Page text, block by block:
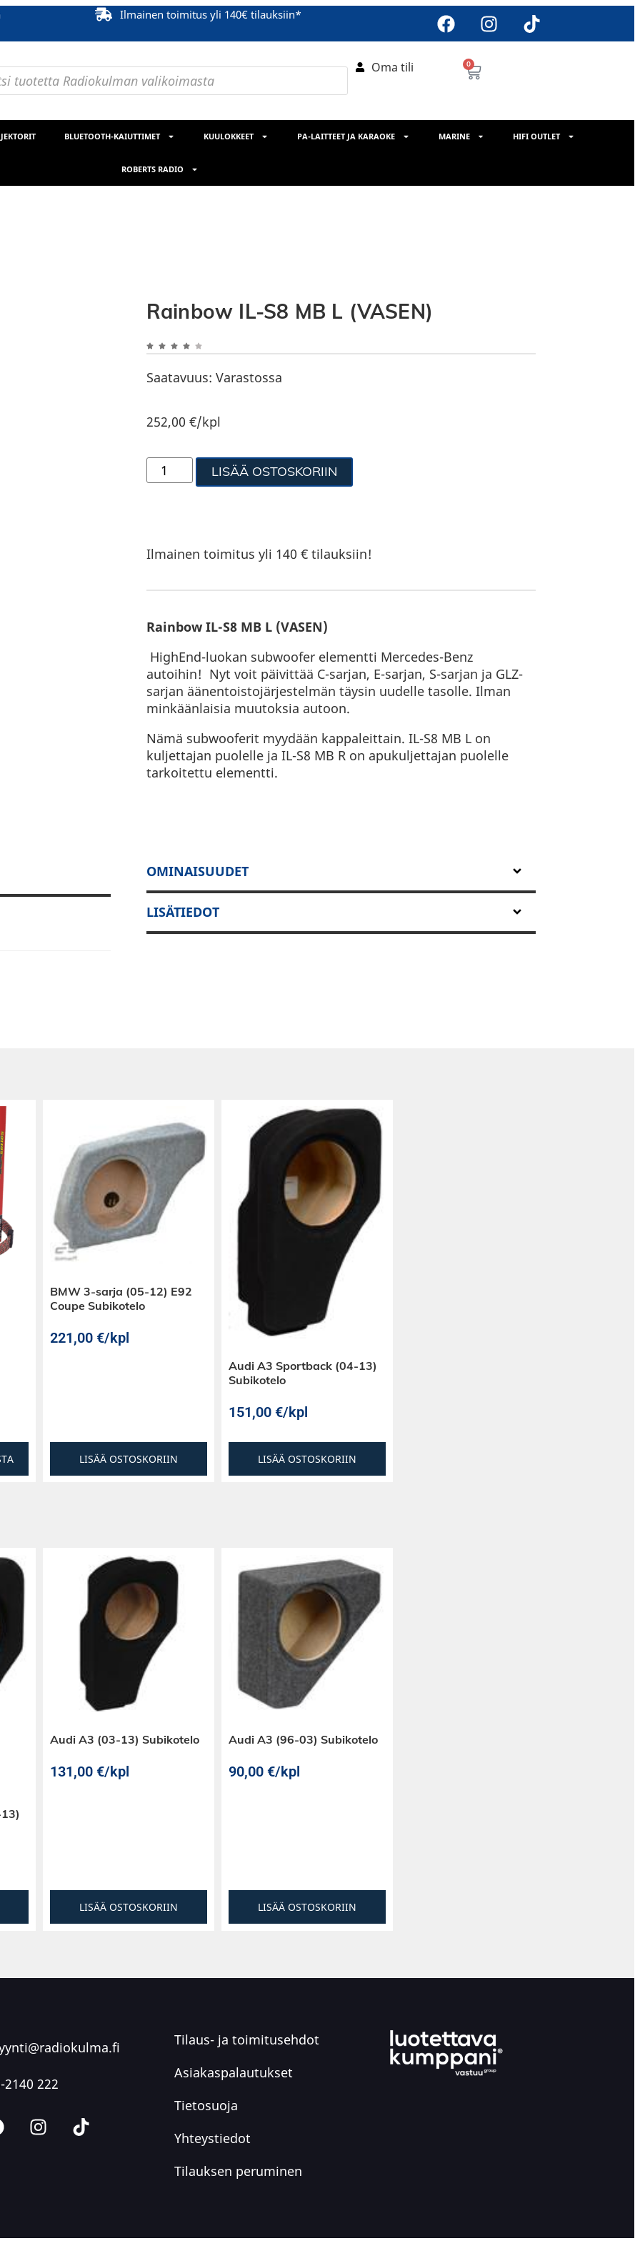
Ilmainen toimitus yli 140€ tilauksiin*
Oma tili 0
BLUETOOTH-KAIUTTIMET KUULOKKEET PA-LAITTEET JA KARAOKE MARINE HIFI OUTLET
ROBERTS RADIO
Rainbow IL-S8 MB L (VASEN)
Saatavuus: Varastossa
252,00 €/kpl
LISÄÄ OSTOSKORIIN
Ilmainen toimitus yli 140 € tilauksiin!
Rainbow IL-S8 MB L (VASEN)
HighEnd-luokan subwoofer elementti Mercedes-Benz
autoihin! Nyt voit päivittää C-sarjan, E-sarjan, S-sarjan ja GLZ-
sarjan äänentoistojärjestelmän täysin uudelle tasolle. Ilman
minkäänlaisia muutoksia autoon.
Nämä subwooferit myydään kappaleittain. IL-S8 MB L on
kuljettajan puolelle ja IL-S8 MB R on apukuljettajan puolelle
tarkoitettu elementti.
MB L on
sarja, joka on
Rainbow IL-
ja keskiäänen
( Superior )
OMINAISUUDET
LISÄTIEDOT
BMW 3-sarja (05-12) E92
Coupe Subikotelo
221,00 €/kpl
LISÄÄ OSTOSKORIIN
Audi A3 Sportback (04-13)
Subikotelo
151,00 €/kpl
LISÄÄ OSTOSKORIIN
Audi A3 (03-13) Subikotelo
131,00 €/kpl
LISÄÄ OSTOSKORIIN
Audi A3 (96-03) Subikotelo
90,00 €/kpl
LISÄÄ OSTOSKORIIN
2140 222
Tilaus- ja toimitusehdot
Asiakaspalautukset
Tietosuoja
Yhteystiedot
Tilauksen peruminen